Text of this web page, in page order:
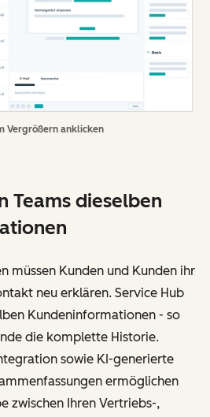
Vergrößern anklicken
Teams dieselben
müssen Kunden und Kunden ihr
neu erklären. Service Hub
Kundeninformationen - so
die komplette Historie.
sowie KI-generierte
ermöglichen
zwischen Ihren Vertriebs-,